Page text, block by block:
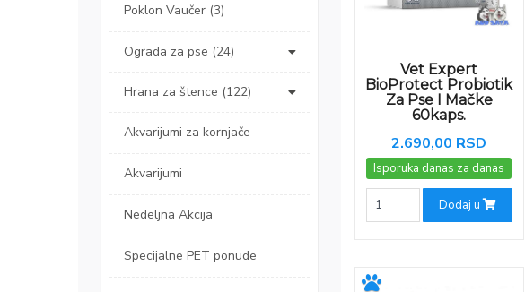
Poklon Vaučer (3)
Ograda za pse (24)
Hrana za štence (122)
Akvarijumi za kornjače
Akvarijumi
Nedeljna Akcija
Specijalne PET ponude
Vet Expert
BioProtect Probiotik
Za Pse I Mačke
60kaps.
2.690,00 RSD
Isporuka danas za danas
Dodaj u